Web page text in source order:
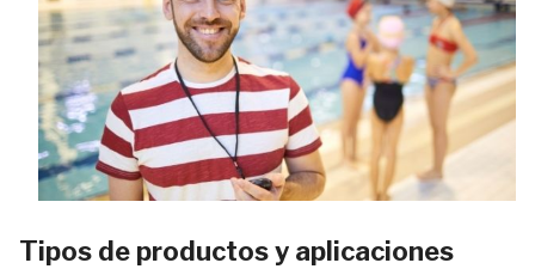
Tipos de productos y aplicaciones